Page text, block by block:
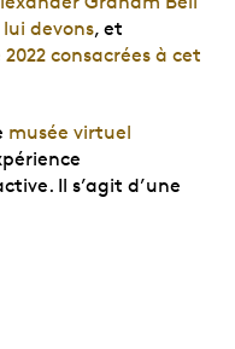
devons, et
2022 consacrées à cet
musée virtuel
Il s’agit d’une